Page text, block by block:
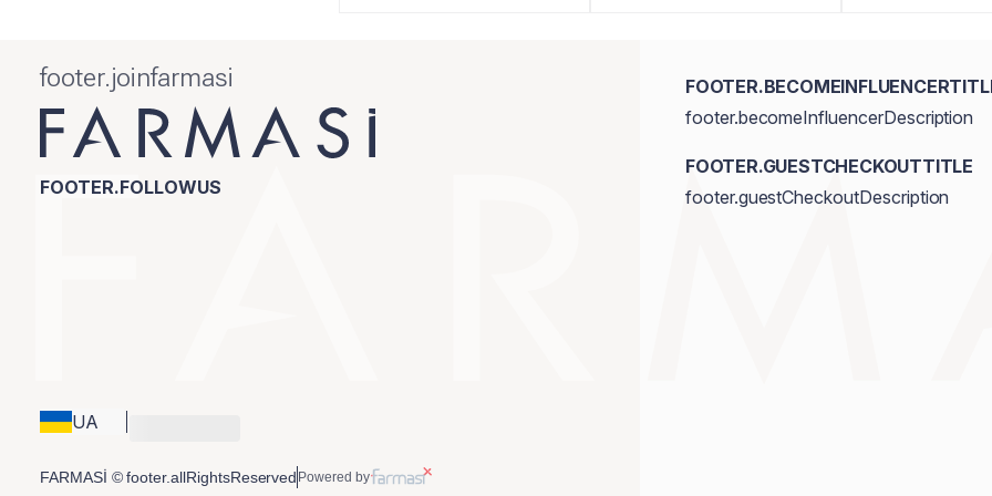
footer.joinfarmasi
FOOTER.FOLLOWUS
UA
footer.becomeInfluencerDescription
FOOTER.GUESTCHECKOUTTITLE
footer.guestCheckoutDescription
FARMASİ © footer.allRightsReserved Powered by